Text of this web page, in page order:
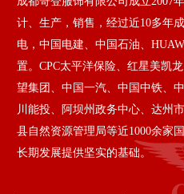
计、生产，销售，经过近10多年
电，中国电建、中国石油、
置。CPC太平洋保险、红星美凯
望集团、中国一汽、中国中铁、
川能投、阿坝州政务中心、达州
县自然资源管理局等近1000余家
长期发展提供坚实的基础。